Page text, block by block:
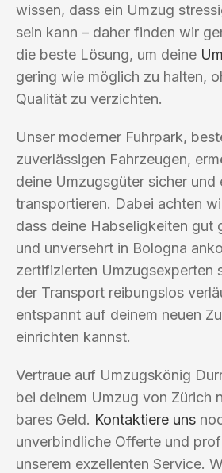
wissen, dass ein Umzug
sein kann – daher finden wir
die beste Lösung, um deine
gering wie möglich zu halten,
Qualität zu verzichten.
Unser moderner Fuhrpark,
zuverlässigen Fahrzeugen,
deine Umzugsgüter sicher und
transportieren. Dabei achten
dass deine Habseligkeiten gut
und unversehrt in Bologna
zertifizierten Umzugsexperten
der Transport reibungslos
entspannt auf deinem neuen
einrichten kannst.
Vertraue auf Umzugskönig
bei deinem Umzug von Zürich
bares Geld. Kontaktiere uns
unverbindliche Offerte und
unserem exzellenten Service.